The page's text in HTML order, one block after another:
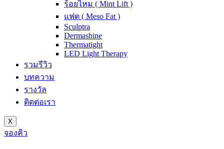
ร้อยไหม ( Mint Lift )
แฟต ( Meso Fat )
Sculptra
Dermashine
Thermatight
LED Light Therapy
รวมรีวิว
บทความ
รางวัล
ติดต่อเรา
X
จองคิว